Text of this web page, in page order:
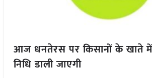
आज धनतेरस पर किसानों के खाते में
निधि डाली जाएगी